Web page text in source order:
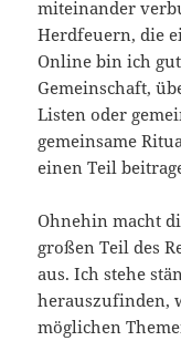
miteinander
Herdfeuern, die
Online bin ich
Gemeinschaft,
Listen oder
gemeinsame
einen Teil
Ohnehin macht
großen Teil des
aus. Ich stehe
herauszufinden,
möglichen